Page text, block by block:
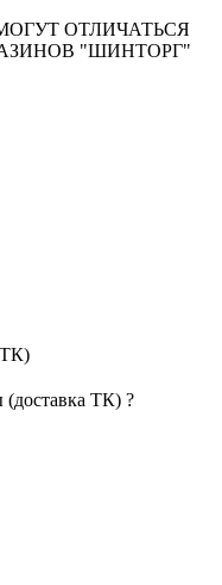
ОТЛИЧАТЬСЯ
"ШИНТОРГ"
ТК)
ТК) ?